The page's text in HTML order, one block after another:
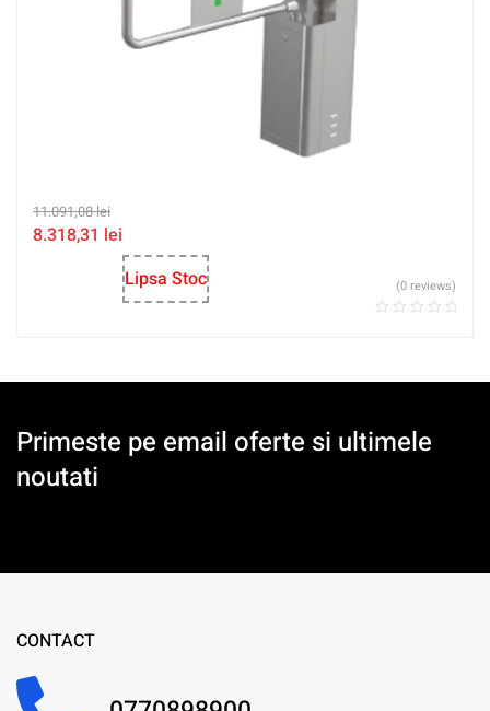
11.091,08lei
8.318,31 lei
Lipsa Stoc
(0 reviews)
Primeste pe email oferte si ultimele
noutati
CONTACT